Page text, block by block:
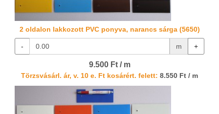
2 oldalon lakkozott PVC ponyva, narancs sárga (5650)
- m +
9.500 Ft / m
Törzsvásárl. ár, v. 10 e. Ft kosárért. felett: 8.550 Ft / m